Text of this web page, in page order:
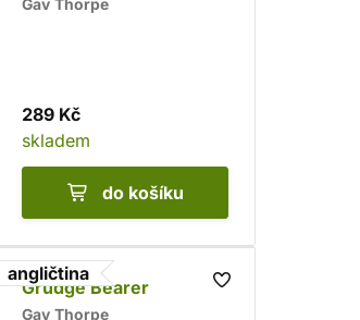
Gav Thorpe
289 Kč
skladem
do košíku
angličtina
Grudge Bearer
Gav Thorpe